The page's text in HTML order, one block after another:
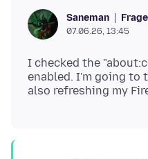
Saneman
07.06.26, 13:45
I checked the
enabled. I'm going to